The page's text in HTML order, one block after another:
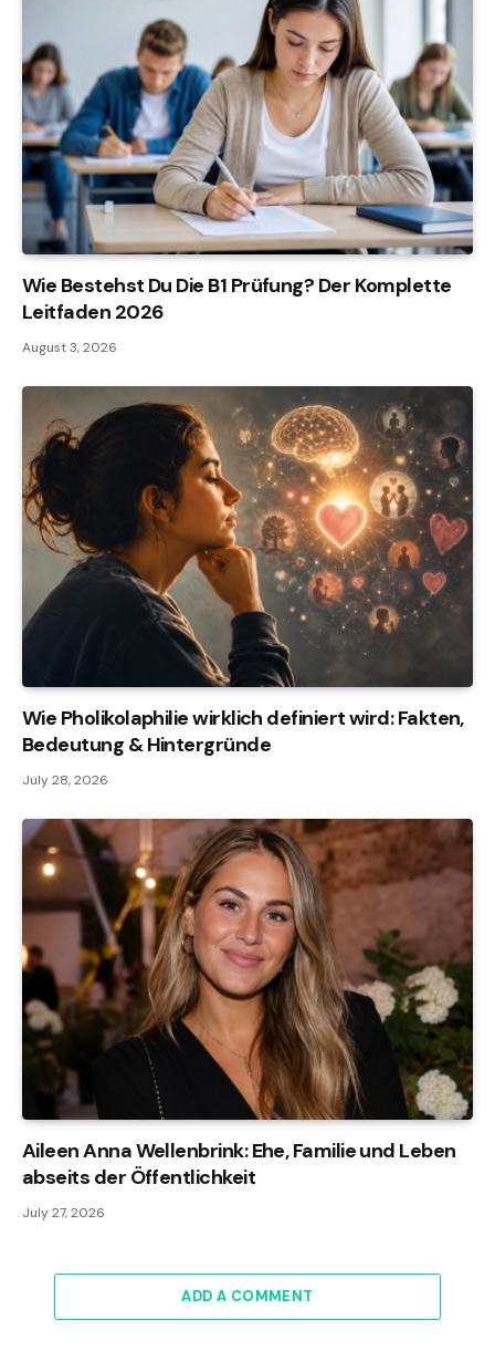
Wie Bestehst Du Die B1 Prüfung? Der Komplette
Leitfaden 2026
August 3, 2026
Wie Pholikolaphilie wirklich definiert wird: Fakten,
Bedeutung & Hintergründe
July 28, 2026
Aileen Anna Wellenbrink: Ehe, Familie und Leben
abseits der Öffentlichkeit
July 27, 2026
ADD A COMMENT